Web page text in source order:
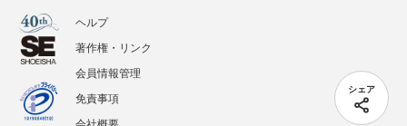
シェア
ヘルプ
著作権・リンク
会員情報管理
免責事項
会社概要